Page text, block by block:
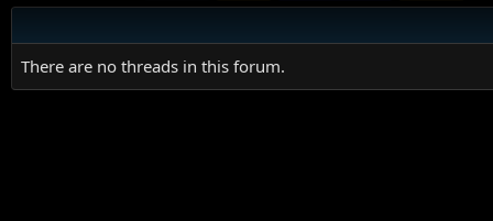
There are no threads in this forum.